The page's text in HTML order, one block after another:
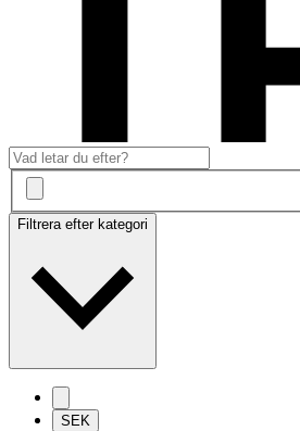
Filtrera efter kategori
SEK